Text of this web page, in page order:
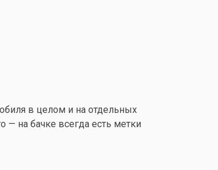
в целом и на отдельных
— на бачке всегда есть метки